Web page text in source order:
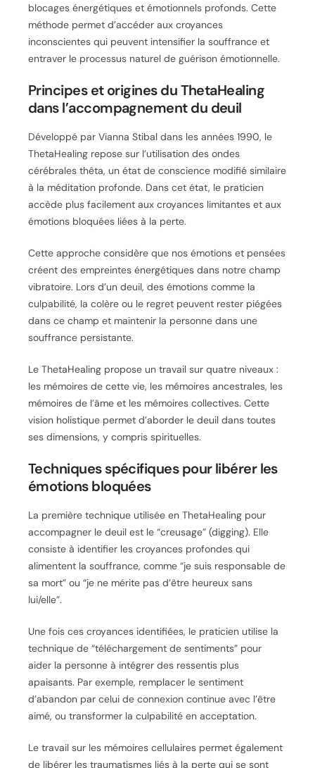
blocages énergétiques et émotionnels profonds. Cette
méthode permet d’accéder aux croyances
inconscientes qui peuvent intensifier la souffrance et
entraver le processus naturel de guérison émotionnelle.
Principes et origines du ThetaHealing
dans l’accompagnement du deuil
Développé par Vianna Stibal dans les années 1990, le
ThetaHealing repose sur l’utilisation des ondes
cérébrales thêta, un état de conscience modifié similaire
à la méditation profonde. Dans cet état, le praticien
accède plus facilement aux croyances limitantes et aux
émotions bloquées liées à la perte.
Cette approche considère que nos émotions et pensées
créent des empreintes énergétiques dans notre champ
vibratoire. Lors d’un deuil, des émotions comme la
culpabilité, la colère ou le regret peuvent rester piégées
dans ce champ et maintenir la personne dans une
souffrance persistante.
Le ThetaHealing propose un travail sur quatre niveaux :
les mémoires de cette vie, les mémoires ancestrales, les
mémoires de l’âme et les mémoires collectives. Cette
vision holistique permet d’aborder le deuil dans toutes
ses dimensions, y compris spirituelles.
Techniques spécifiques pour libérer les
émotions bloquées
La première technique utilisée en ThetaHealing pour
accompagner le deuil est le “creusage” (digging). Elle
consiste à identifier les croyances profondes qui
alimentent la souffrance, comme “je suis responsable de
sa mort” ou “je ne mérite pas d’être heureux sans
lui/elle”.
Une fois ces croyances identifiées, le praticien utilise la
technique de “téléchargement de sentiments” pour
aider la personne à intégrer des ressentis plus
apaisants. Par exemple, remplacer le sentiment
d’abandon par celui de connexion continue avec l’être
aimé, ou transformer la culpabilité en acceptation.
Le travail sur les mémoires cellulaires permet également
de libérer les traumatismes liés à la perte qui se sont